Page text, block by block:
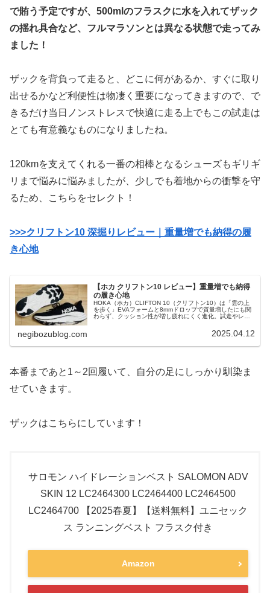
で賄う予定ですが、500mlのフラスクに水を入れてザック
の揺れ具合など、フルマラソンとは異なる状態で走ってみ
ました！
ザックを背負って走ると、どこに何があるか、すぐに取り
出せるかなど利便性は物凄く重要になってきますので、で
きるだけ当日ノンストレスで快適に走る上でもこの試走は
とても有意義なものになりましたね。
120kmを支えてくれる一番の相棒となるシューズもギリギ
リまで悩みに悩みましたが、少しでも着地からの衝撃を守
るため、こちらをセレクト！
>>>クリフトン10 深掘りレビュー｜重量増でも納得の履
き心地
【ホカ クリフトン10 レビュー】重量増でも納得
の履き心地
HOKA（ホカ）CLIFTON 10（クリフトン10）は「雲の上
を歩く」EVAフォームと8mmドロップで質量増したにも関
わらず、クッション性が増し疲れにくく進化。試走やレー
negibozublog.com 2025.04.12
本番まであと1～2回履いて、自分の足にしっかり馴染ま
せていきます。
ザックはこちらにしています！
サロモン ハイドレーションベスト SALOMON ADV
SKIN 12 LC2464300 LC2464400 LC2464500
LC2464700 【2025春夏】【送料無料】ユニセック
ス ランニングベスト フラスク付き
Amazon